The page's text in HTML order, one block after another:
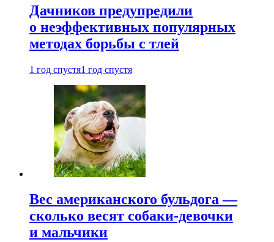
Дачников предупредили
о неэффективных популярных
методах борьбы с тлей
1 год спустя1 год спустя
Вес американского бульдога —
сколько весят собаки-девочки
и мальчики